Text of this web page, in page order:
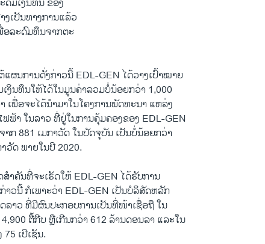
ມ​ເງິນ​ທຶນ ​ຂອງ​
ເປັນ​ທາງ​ການ​ແລ້ວ
ອ​ລະດົມ​ທຶນ​ຈາກ​ຕະ
ແຜນການ​ດັ່ງກ່າວ​ນີ້ EDL-GEN ​ໄດ້​ວາງ​ເປົ້າໝາຍ
ເງິນ​ທຶນ​ໃຫ້​ໄດ້​ໃນ​ມູນ​ຄ່າ​ລວມບໍ່​ນ້ອຍ​ກວ່າ 1,000
ເພື່ອ​ຈະ​ໄດ້​ນຳ​ມາ​ໃນ​ໂຄງການ​ພັດທະນາ​ ແຫ​ລ່ງ
ຟຟ້າ​ ໃນ​ລາວ ທີ່ຢູ່​ໃນ​ການ​ຄຸ້ມ​ຄອງ​ຂອງ EDL-GEN
າກ 881 ​ເມ​ກາ​ວັດ ​ໃນ​ປັດຈຸບັນ ​ເປັນ​ບໍ່​ນ້ອຍ​ກວ່າ
ວັດ ພາຍ​ໃນ​ປີ 2020.
ສຳຄັນ​ທີ່​ຈະ​ເຮັດ​ໃຫ້ EDL-GEN ​ໄດ້​ຮັບ​ການ​
າວ​ນີ້ ກໍ​ເພາະວ່າ EDL-GEN ​ເປັນ​ບໍລິ​ສັດ​ຫລັກ
ລາວ ທີ່​ມີ​ຜົນ​ປະກອບ​ການ​ເປັນ​ທີ່​ໜ້າ​ເຊື່ອ​ຖື ​ໃນ​
ຕື້​ກີບ ຫຼື​ເກີນ​ກວ່າ 612 ລ້ານ​ດອນ​ລາ ​ແລະ​ໃນ​
ເປີ​ເຊັນ.